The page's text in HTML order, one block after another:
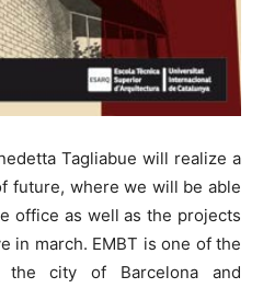
Tagliabue will realize a
future, where we will be able
office as well as the projects
in march. EMBT is one of the
city of Barcelona and